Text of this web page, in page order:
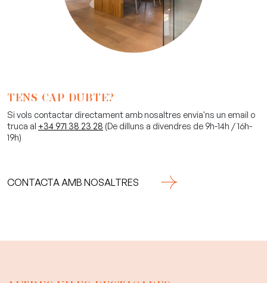
TENS CAP DUBTE?
Si vols contactar directament amb nosaltres envia'ns un email o
truca al +34 971 38 23 28 (De dilluns a divendres de 9h-14h / 16h-
19h)
CONTACTA AMB NOSALTRES